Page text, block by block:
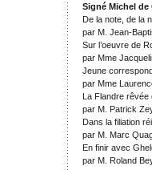
Signé Michel de
De la note, de la
par M. Jean-
Sur l’oeuvre de
par Mme
Jeune
par Mme
La Flandre rêvée
par M. Patrick
Dans la filiation
par M. Marc
En finir avec
par M. Roland